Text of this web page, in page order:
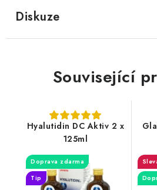
Diskuze
Související
Hyalutidin DC Aktiv 2 x
125ml
Doprava zdarma
Tip